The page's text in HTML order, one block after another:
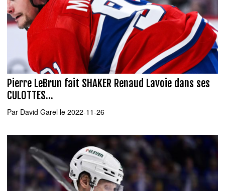
Pierre LeBrun fait SHAKER Renaud Lavoie dans ses
CULOTTES...
Par David Garel le 2022-11-26